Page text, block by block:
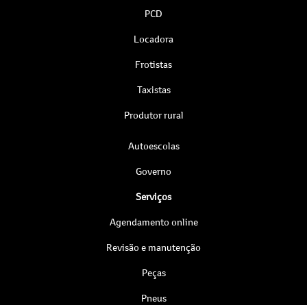
PCD
Locadora
Frotistas
Taxistas
Produtor rural
Autoescolas
Governo
Serviços
Agendamento online
Revisão e manutenção
Peças
Pneus